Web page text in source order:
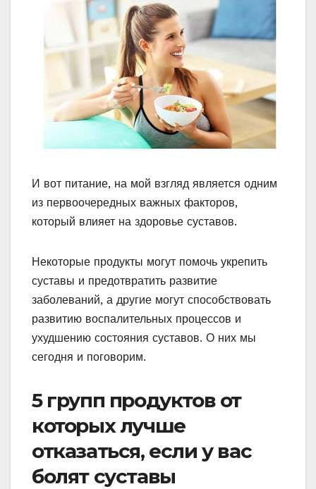
И вот питание, на мой взгляд является одним
из первоочередных важных факторов,
который влияет на здоровье суставов.
Некоторые продукты могут помочь укрепить
суставы и предотвратить развитие
заболеваний, а другие могут способствовать
развитию воспалительных процессов и
ухудшению состояния суставов. О них мы
сегодня и поговорим.
5 групп продуктов от
которых лучше
отказаться, если у вас
болят суставы